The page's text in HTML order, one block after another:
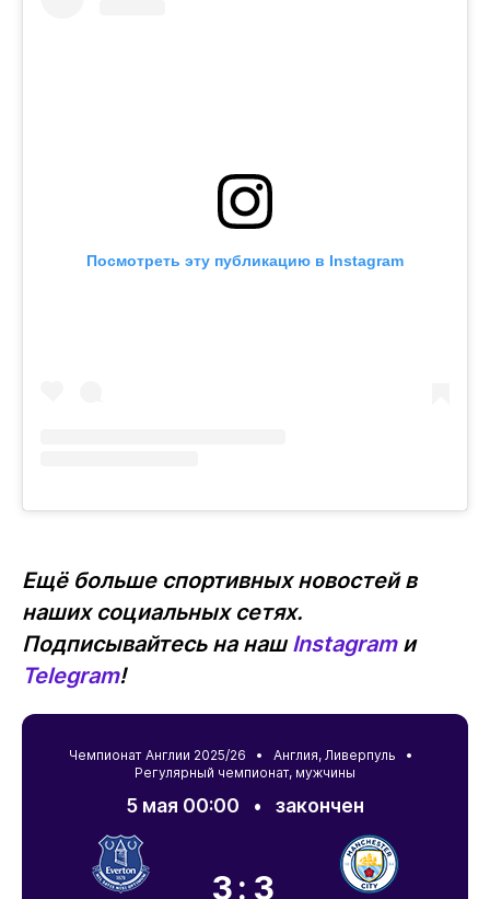
Посмотреть эту публикацию в Instagram
Ещё больше спортивных новостей в
наших социальных сетях.
Подписывайтесь на нашInstagramи
Telegram!
Чемпионат Англии 2025/26 •Англия,Ливерпуль •
Регулярный чемпионат, мужчины
5 мая 00:00 • закончен
3:3